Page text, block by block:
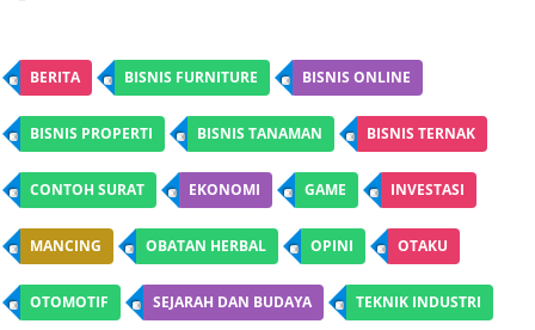
BERITA BISNIS FURNITURE BISNIS ONLINE
BISNIS PROPERTI BISNIS TANAMAN BISNIS TERNAK
CONTOH SURAT EKONOMI GAME INVESTASI
MANCING OBATAN HERBAL OPINI OTAKU
OTOMOTIF SEJARAH DAN BUDAYA TEKNIK INDUSTRI